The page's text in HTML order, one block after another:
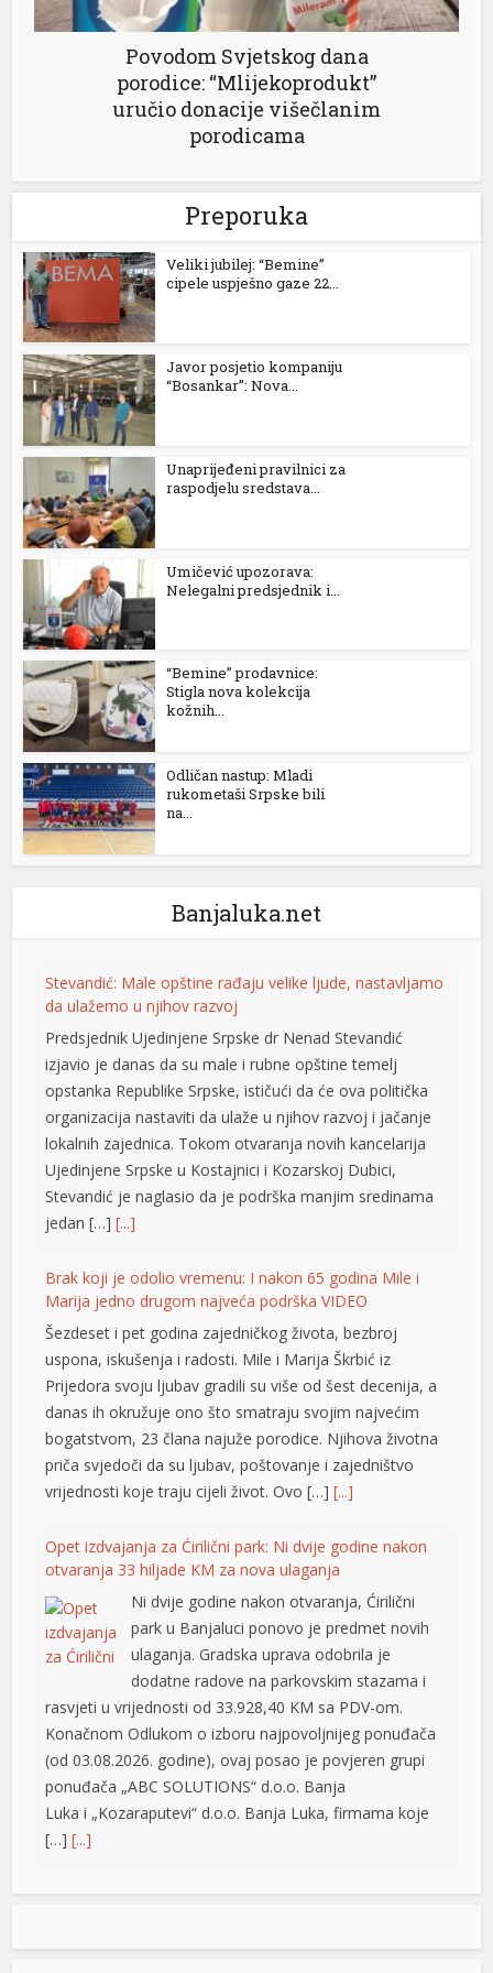
giris
giriş
escort
escort
escort
bayan
güncel giriş
yönetim sistemi
100 mg
100 mg
2026 fiyatları
100 mg fiyat
100 mg
satın al
güncel
giriş
izle
Povodom Svjetskog dana
porodice: “Mlijekoprodukt”
uručio donacije višečlanim
porodicama
Preporuka
Veliki jubilej: “Bemine”
cipele uspješno gaze 22...
Javor posjetio kompaniju
“Bosankar”: Nova...
Unaprijeđeni pravilnici za
raspodjelu sredstava...
Umičević upozorava:
Nelegalni predsjednik i...
“Bemine” prodavnice:
Stigla nova kolekcija
kožnih...
Odličan nastup: Mladi
rukometaši Srpske bili
na...
Banjaluka.net
Stevandić: Male opštine rađaju velike ljude, nastavljamo
da ulažemo u njihov razvoj
Predsjednik Ujedinjene Srpske dr Nenad Stevandić
izjavio je danas da su male i rubne opštine temelj
opstanka Republike Srpske, ističući da će ova politička
organizacija nastaviti da ulaže u njihov razvoj i jačanje
lokalnih zajednica. Tokom otvaranja novih kancelarija
Ujedinjene Srpske u Kostajnici i Kozarskoj Dubici,
Stevandić je naglasio da je podrška manjim sredinama
jedan […][...]
Brak koji je odolio vremenu: I nakon 65 godina Mile i
Marija jedno drugom najveća podrška VIDEO
Šezdeset i pet godina zajedničkog života, bezbroj
uspona, iskušenja i radosti. Mile i Marija Škrbić iz
Prijedora svoju ljubav gradili su više od šest decenija, a
danas ih okružuje ono što smatraju svojim najvećim
bogatstvom, 23 člana najuže porodice. Njihova životna
priča svjedoči da su ljubav, poštovanje i zajedništvo
vrijednosti koje traju cijeli život. Ovo […][...]
Opet izdvajanja za Ćirilični park: Ni dvije godine nakon
otvaranja 33 hiljade KM za nova ulaganja
Ni dvije godine nakon otvaranja, Ćirilični
park u Banjaluci ponovo je predmet novih
ulaganja. Gradska uprava odobrila je
dodatne radove na parkovskim stazama i
rasvjeti u vrijednosti od 33.928,40 KM sa PDV-om.
Konačnom Odlukom o izboru najpovoljnijeg ponuđača
(od 03.08.2026. godine), ovaj posao je povjeren grupi
ponuđača „ABC SOLUTIONS“ d.o.o. Banja
Luka i „Kozaraputevi“ d.o.o. Banja Luka, firmama koje
[…][...]
Preminuo Drago Galić: Euroherc se oprašta od jednog
U 73. godini preminuo je Drago Galić iz